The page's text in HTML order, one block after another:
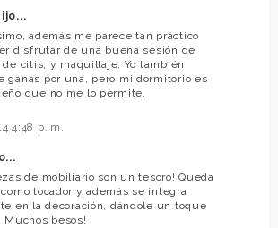
además me parece tan práctico
disfrutar de una buena sesión de
citis, y maquillaje. Yo también
ganas por una, pero mi dormitorio es
que no me lo permite.
4:48 p. m.
de mobiliario son un tesoro! Queda
tocador y además se integra
en la decoración, dándole un toque
Muchos besos!